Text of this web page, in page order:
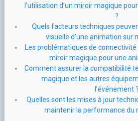
l’utilisation d’un miroir magique
?
Quels facteurs techniques
visuelle d’une animation sur
Les problématiques de connectivité
miroir magique pour une
Comment assurer la compatibilité
magique et les autres
l’événement ?
Quelles sont les mises à jour
maintenir la performance du